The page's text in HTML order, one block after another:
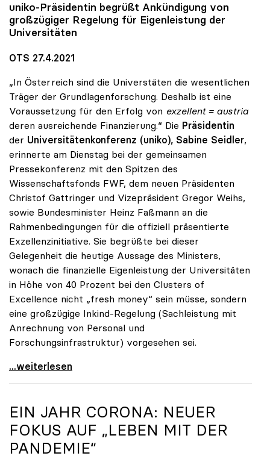
uniko-Präsidentin begrüßt Ankündigung von
großzügiger Regelung für Eigenleistung der
Universitäten
OTS 27.4.2021
„In Österreich sind die Universtäten die wesentlichen
Träger der Grundlagenforschung. Deshalb ist eine
Voraussetzung für den Erfolg von exzellent = austria
deren ausreichende Finanzierung.“ Die Präsidentin
der Universitätenkonferenz (uniko), Sabine Seidler,
erinnerte am Dienstag bei der gemeinsamen
Pressekonferenz mit den Spitzen des
Wissenschaftsfonds FWF, dem neuen Präsidenten
Christof Gattringer und Vizepräsident Gregor Weihs,
sowie Bundesminister Heinz Faßmann an die
Rahmenbedingungen für die offiziell präsentierte
Exzellenzinitiative. Sie begrüßte bei dieser
Gelegenheit die heutige Aussage des Ministers,
wonach die finanzielle Eigenleistung der Universitäten
in Höhe von 40 Prozent bei den Clusters of
Excellence nicht „fresh money“ sein müsse, sondern
eine großzügige Inkind-Regelung (Sachleistung mit
Anrechnung von Personal und
Forschungsinfrastruktur) vorgesehen sei.
Seidler zur Exzellenzinitiative: Erfolg hängt von
...weiterlesen
EIN JAHR CORONA: NEUER
FOKUS AUF „LEBEN MIT DER
PANDEMIE“